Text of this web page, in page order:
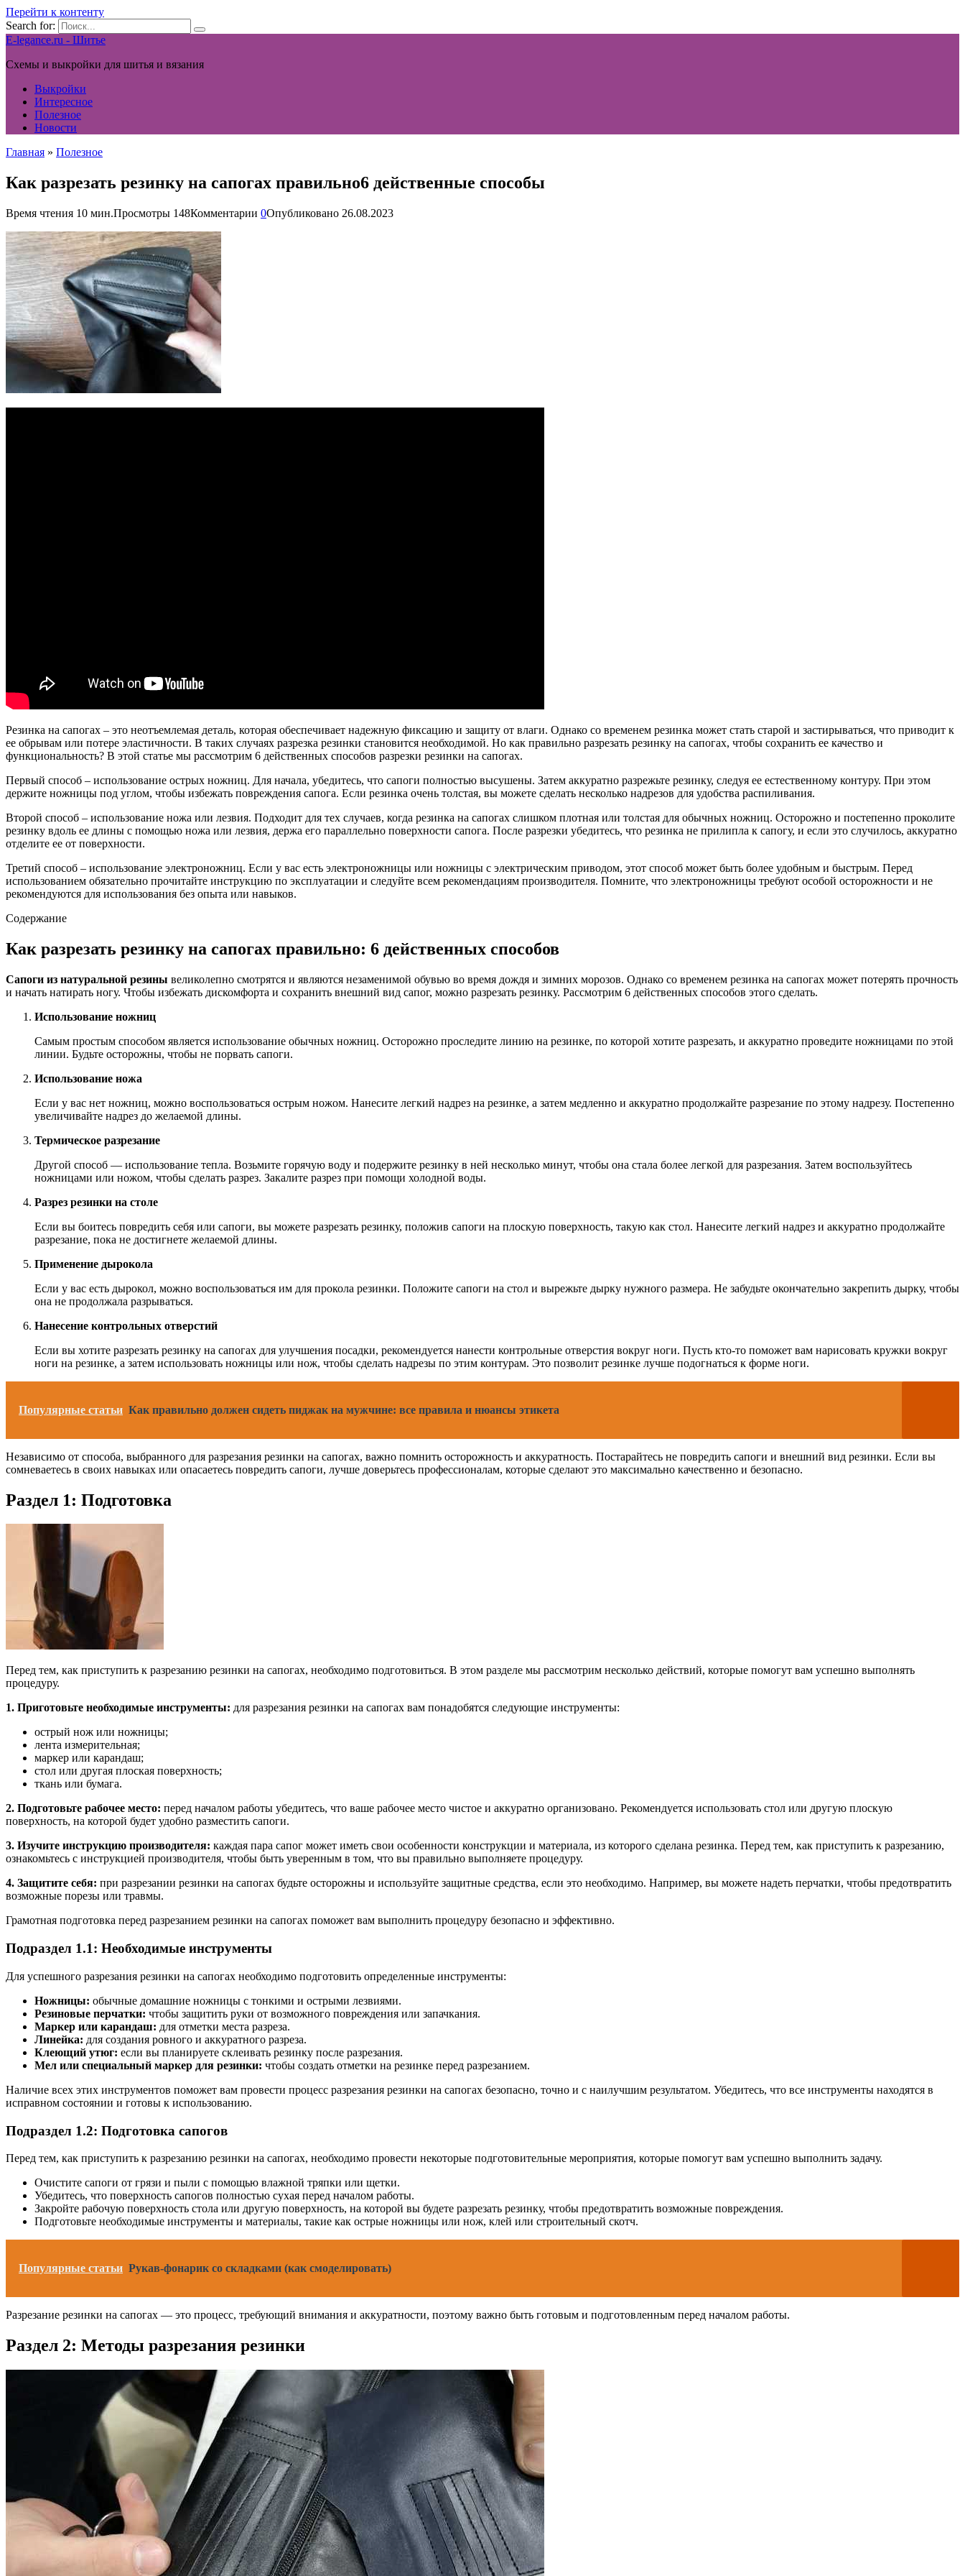
Перейти к контенту
Search for:
E-legance.ru - Шитье
Схемы и выкройки для шитья и вязания
Выкройки
Интересное
Полезное
Новости
Главная » Полезное
Как разрезать резинку на сапогах правильно6 действенные способы
Время чтения 10 мин.Просмотры 148Комментарии 0Опубликовано 26.08.2023
Резинка на сапогах – это неотъемлемая деталь, которая обеспечивает надежную фиксацию и защиту от влаги. Однако со временем резинка может стать старой и застирываться, что приводит к
ее обрывам или потере эластичности. В таких случаях разрезка резинки становится необходимой. Но как правильно разрезать резинку на сапогах, чтобы сохранить ее качество и
функциональность? В этой статье мы рассмотрим 6 действенных способов разрезки резинки на сапогах.
Первый способ – использование острых ножниц. Для начала, убедитесь, что сапоги полностью высушены. Затем аккуратно разрежьте резинку, следуя ее естественному контуру. При этом
держите ножницы под углом, чтобы избежать повреждения сапога. Если резинка очень толстая, вы можете сделать несколько надрезов для удобства распиливания.
Второй способ – использование ножа или лезвия. Подходит для тех случаев, когда резинка на сапогах слишком плотная или толстая для обычных ножниц. Осторожно и постепенно проколите
резинку вдоль ее длины с помощью ножа или лезвия, держа его параллельно поверхности сапога. После разрезки убедитесь, что резинка не прилипла к сапогу, и если это случилось, аккуратно
отделите ее от поверхности.
Третий способ – использование электроножниц. Если у вас есть электроножницы или ножницы с электрическим приводом, этот способ может быть более удобным и быстрым. Перед
использованием обязательно прочитайте инструкцию по эксплуатации и следуйте всем рекомендациям производителя. Помните, что электроножницы требуют особой осторожности и не
рекомендуются для использования без опыта или навыков.
Содержание
Как разрезать резинку на сапогах правильно: 6 действенных способов
Сапоги из натуральной резины великолепно смотрятся и являются незаменимой обувью во время дождя и зимних морозов. Однако со временем резинка на сапогах может потерять прочность
и начать натирать ногу. Чтобы избежать дискомфорта и сохранить внешний вид сапог, можно разрезать резинку. Рассмотрим 6 действенных способов этого сделать.
Использование ножниц
Самым простым способом является использование обычных ножниц. Осторожно проследите линию на резинке, по которой хотите разрезать, и аккуратно проведите ножницами по этой
линии. Будьте осторожны, чтобы не порвать сапоги.
Использование ножа
Если у вас нет ножниц, можно воспользоваться острым ножом. Нанесите легкий надрез на резинке, а затем медленно и аккуратно продолжайте разрезание по этому надрезу. Постепенно
увеличивайте надрез до желаемой длины.
Термическое разрезание
Другой способ — использование тепла. Возьмите горячую воду и подержите резинку в ней несколько минут, чтобы она стала более легкой для разрезания. Затем воспользуйтесь
ножницами или ножом, чтобы сделать разрез. Закалите разрез при помощи холодной воды.
Разрез резинки на столе
Если вы боитесь повредить себя или сапоги, вы можете разрезать резинку, положив сапоги на плоскую поверхность, такую как стол. Нанесите легкий надрез и аккуратно продолжайте
разрезание, пока не достигнете желаемой длины.
Применение дырокола
Если у вас есть дырокол, можно воспользоваться им для прокола резинки. Положите сапоги на стол и вырежьте дырку нужного размера. Не забудьте окончательно закрепить дырку, чтобы
она не продолжала разрываться.
Нанесение контрольных отверстий
Если вы хотите разрезать резинку на сапогах для улучшения посадки, рекомендуется нанести контрольные отверстия вокруг ноги. Пусть кто-то поможет вам нарисовать кружки вокруг
ноги на резинке, а затем использовать ножницы или нож, чтобы сделать надрезы по этим контурам. Это позволит резинке лучше подогнаться к форме ноги.
Популярные статьи Как правильно должен сидеть пиджак на мужчине: все правила и нюансы этикета
Независимо от способа, выбранного для разрезания резинки на сапогах, важно помнить осторожность и аккуратность. Постарайтесь не повредить сапоги и внешний вид резинки. Если вы
сомневаетесь в своих навыках или опасаетесь повредить сапоги, лучше доверьтесь профессионалам, которые сделают это максимально качественно и безопасно.
Раздел 1: Подготовка
Перед тем, как приступить к разрезанию резинки на сапогах, необходимо подготовиться. В этом разделе мы рассмотрим несколько действий, которые помогут вам успешно выполнять
процедуру.
1. Приготовьте необходимые инструменты: для разрезания резинки на сапогах вам понадобятся следующие инструменты:
острый нож или ножницы;
лента измерительная;
маркер или карандаш;
стол или другая плоская поверхность;
ткань или бумага.
2. Подготовьте рабочее место: перед началом работы убедитесь, что ваше рабочее место чистое и аккуратно организовано. Рекомендуется использовать стол или другую плоскую
поверхность, на которой будет удобно разместить сапоги.
3. Изучите инструкцию производителя: каждая пара сапог может иметь свои особенности конструкции и материала, из которого сделана резинка. Перед тем, как приступить к разрезанию,
ознакомьтесь с инструкцией производителя, чтобы быть уверенным в том, что вы правильно выполняете процедуру.
4. Защитите себя: при разрезании резинки на сапогах будьте осторожны и используйте защитные средства, если это необходимо. Например, вы можете надеть перчатки, чтобы предотвратить
возможные порезы или травмы.
Грамотная подготовка перед разрезанием резинки на сапогах поможет вам выполнить процедуру безопасно и эффективно.
Подраздел 1.1: Необходимые инструменты
Для успешного разрезания резинки на сапогах необходимо подготовить определенные инструменты:
Ножницы: обычные домашние ножницы с тонкими и острыми лезвиями.
Резиновые перчатки: чтобы защитить руки от возможного повреждения или запачкания.
Маркер или карандаш: для отметки места разреза.
Линейка: для создания ровного и аккуратного разреза.
Клеющий утюг: если вы планируете склеивать резинку после разрезания.
Мел или специальный маркер для резинки: чтобы создать отметки на резинке перед разрезанием.
Наличие всех этих инструментов поможет вам провести процесс разрезания резинки на сапогах безопасно, точно и с наилучшим результатом. Убедитесь, что все инструменты находятся в
исправном состоянии и готовы к использованию.
Подраздел 1.2: Подготовка сапогов
Перед тем, как приступить к разрезанию резинки на сапогах, необходимо провести некоторые подготовительные мероприятия, которые помогут вам успешно выполнить задачу.
Очистите сапоги от грязи и пыли с помощью влажной тряпки или щетки.
Убедитесь, что поверхность сапогов полностью сухая перед началом работы.
Закройте рабочую поверхность стола или другую поверхность, на которой вы будете разрезать резинку, чтобы предотвратить возможные повреждения.
Подготовьте необходимые инструменты и материалы, такие как острые ножницы или нож, клей или строительный скотч.
Популярные статьи Рукав-фонарик со складками (как смоделировать)
Разрезание резинки на сапогах — это процесс, требующий внимания и аккуратности, поэтому важно быть готовым и подготовленным перед началом работы.
Раздел 2: Методы разрезания резинки